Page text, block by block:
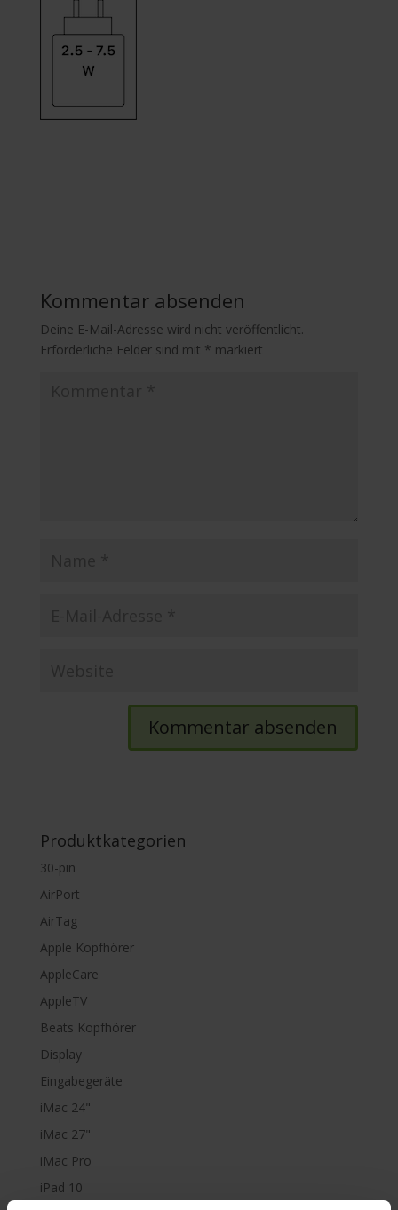
Kommentar absenden
Deine E-Mail-Adresse wird nicht veröffentlicht.
Erforderliche Felder sind mit * markiert
Produktkategorien
30-pin
AirPort
AirTag
Apple Kopfhörer
AppleCare
AppleTV
Beats Kopfhörer
Display
Eingabegeräte
iMac 24"
iMac 27"
iMac Pro
iPad 10